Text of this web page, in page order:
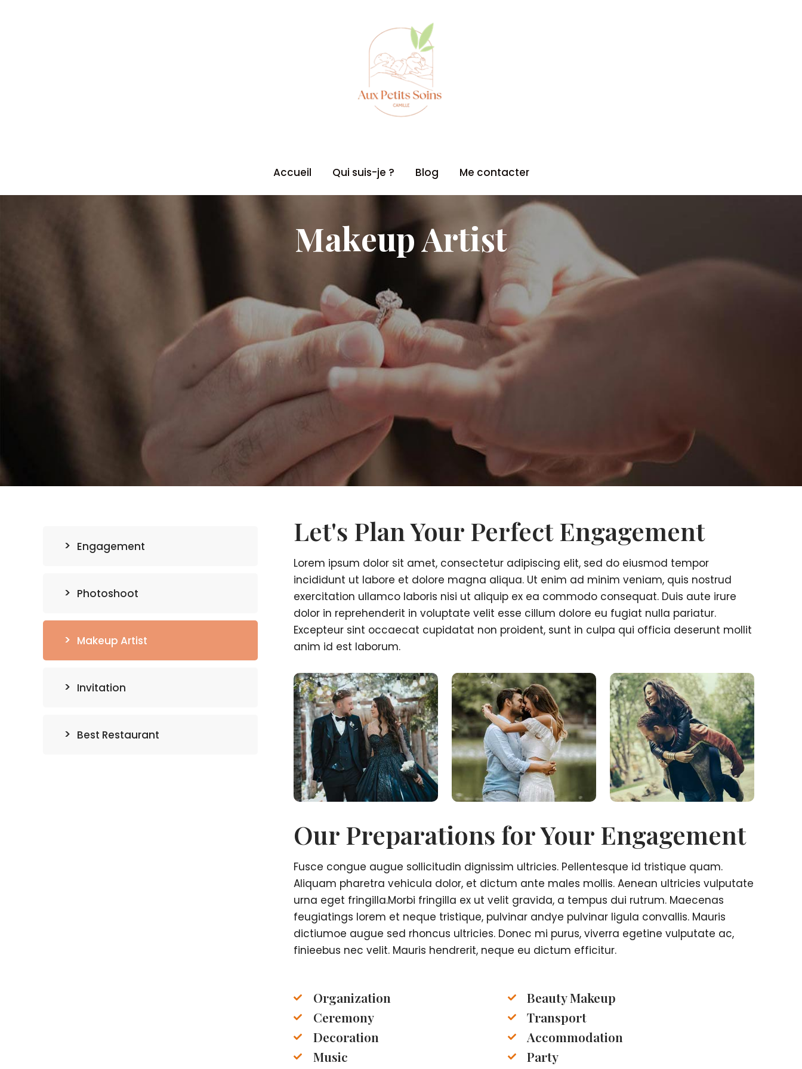
Accueil Qui suis-je ? Blog Me contacter
Makeup Artist
Engagement
Photoshoot
Makeup Artist
Invitation
Best Restaurant
Let's Plan Your Perfect Engagement
Lorem ipsum dolor sit amet, consectetur adipiscing elit, sed do eiusmod tempor
incididunt ut labore et dolore magna aliqua. Ut enim ad minim veniam, quis nostrud
exercitation ullamco laboris nisi ut aliquip ex ea commodo consequat. Duis aute irure
dolor in reprehenderit in voluptate velit esse cillum dolore eu fugiat nulla pariatur.
Excepteur sint occaecat cupidatat non proident, sunt in culpa qui officia deserunt mollit
anim id est laborum.
Our Preparations for Your Engagement
Fusce congue augue sollicitudin dignissim ultricies. Pellentesque id tristique quam.
Aliquam pharetra vehicula dolor, et dictum ante males mollis. Aenean ultricies vulputate
urna eget fringilla.Morbi fringilla ex ut velit gravida, a tempus dui rutrum. Maecenas
feugiatings lorem et neque tristique, pulvinar andye pulvinar ligula convallis. Mauris
dictiumoe augue sed rhoncus ultricies. Donec mi purus, viverra egetine vulputate ac,
finieebus nec velit. Mauris hendrerit, neque eu dictum efficitur.
Organization
Ceremony
Decoration
Music
Beauty Makeup
Transport
Accommodation
Party